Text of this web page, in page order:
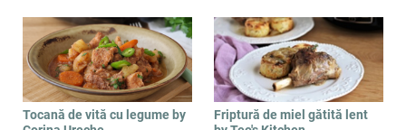
Tocană de vită cu legume by
Friptură de miel gătită lent